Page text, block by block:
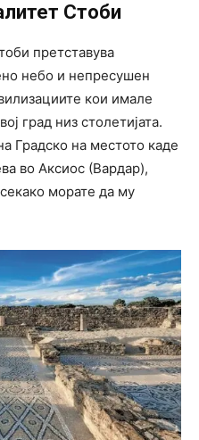
Стоби
претставува
небо и непресушен
кои имале
град низ столетијата.
Градско на местото каде
во Аксиос (Вардар),
морате да му